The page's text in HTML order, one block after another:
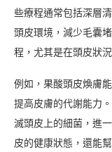
些療程通常包括深層
頭皮環境，減少毛囊
程，尤其是在頭皮狀
例如，果酸頭皮煥膚
提高皮膚的代謝能力
滅頭皮上的細菌，進
皮的健康狀態，還能